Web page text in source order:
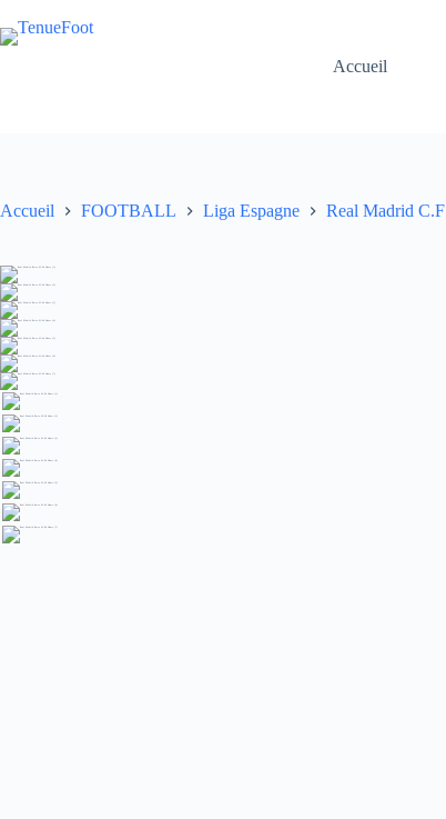
au
contenu
Accueil
Accueil FOOTBALL Liga Espagne Real Madrid C.F